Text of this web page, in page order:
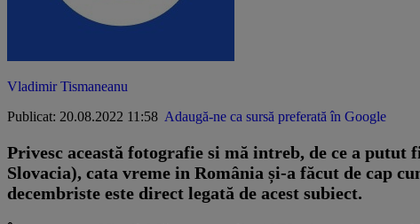
Vladimir Tismaneanu
Publicat: 20.08.2022 11:58 Adaugă-ne ca sursă preferată în Google
Privesc această fotografie si mă intreb, de ce a
Slovacia), cata vreme in România și-a făcut de cap
decembriste este direct legată de acest subiect.